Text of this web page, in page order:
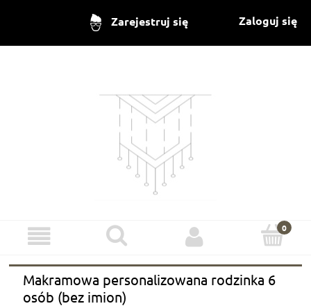
Zarejestruj się Zaloguj się
Makramowa personalizowana rodzinka 6
osób (bez imion)